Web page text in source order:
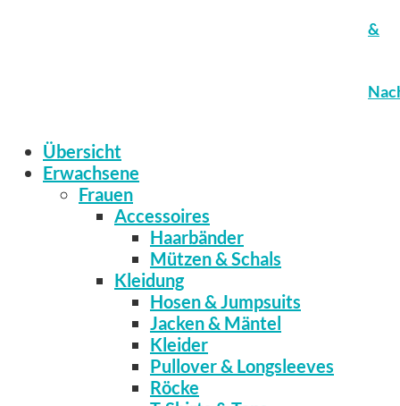
&
Übersicht
Erwachsene
Frauen
Accessoires
Haarbänder
Mützen & Schals
Kleidung
Hosen & Jumpsuits
Jacken & Mäntel
Kleider
Pullover & Longsleeves
Röcke